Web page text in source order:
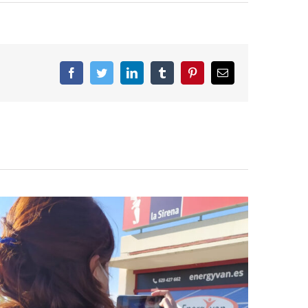
FacebookTwitterLinkedInTumblr PinterestEmail